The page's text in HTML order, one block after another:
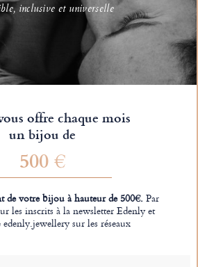
inclusive et universelle
offre chaque mois
un bijou de
500 €
de votre bijou à hauteur de 500€.Par
les inscrits à la newsletter Edenly et
edenly.jewellery sur les réseaux